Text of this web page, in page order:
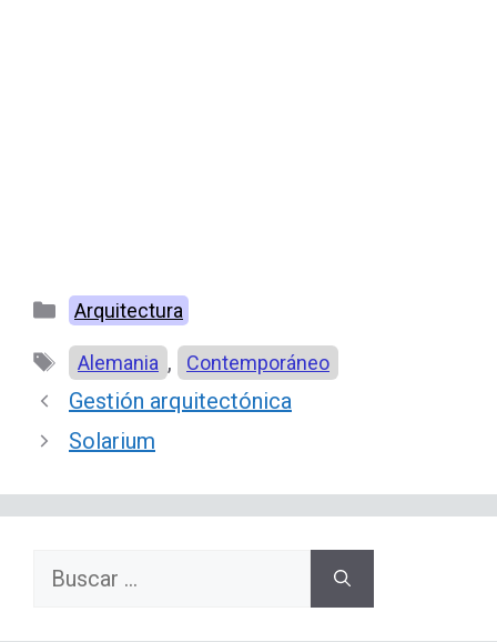
Categorías
Arquitectura
Etiquetas
Alemania , Contemporáneo
Gestión arquitectónica
Solarium
Buscar: